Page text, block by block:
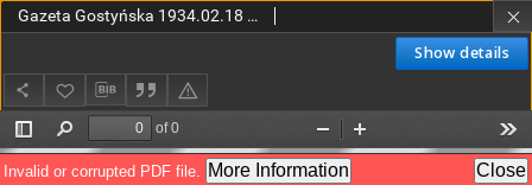
Show details
Gazeta Gostyńska 1934.02.18 R.1 Nr 14